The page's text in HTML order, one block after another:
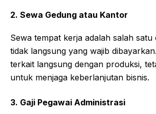
2. Sewa Gedung atau Kantor
Sewa tempat kerja adalah salah
tidak langsung yang wajib
terkait langsung dengan produksi,
untuk menjaga keberlanjutan bisnis.
3. Gaji Pegawai Administrasi